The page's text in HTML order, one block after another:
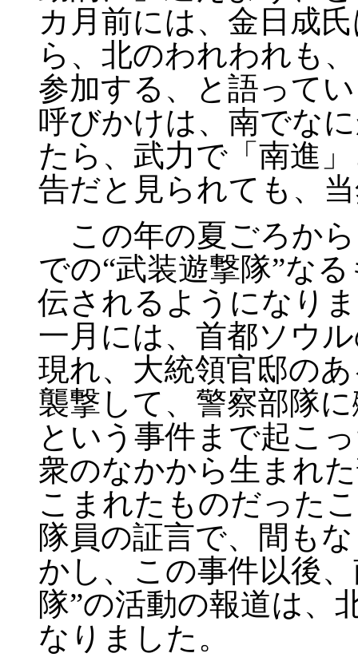
カ月前には、金日成
ら、北のわれわれも
参加する、と語って
呼びかけは、南でな
たら、武力で「南進
告だと見られても、
この年の夏ごろか
での“武装遊撃隊”な
伝されるようになり
一月には、首都ソウ
現れ、大統領官邸の
襲撃して、警察部隊
という事件まで起こ
衆のなかから生まれ
こまれたものだった
隊員の証言で、間も
かし、この事件以後
隊”の活動の報道は、
なりました。